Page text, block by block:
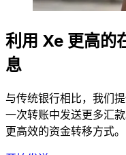
利用 Xe 更高的
息
与传统银行相比，我们
一次转账中发送更多汇
更高效的资金转移方式。